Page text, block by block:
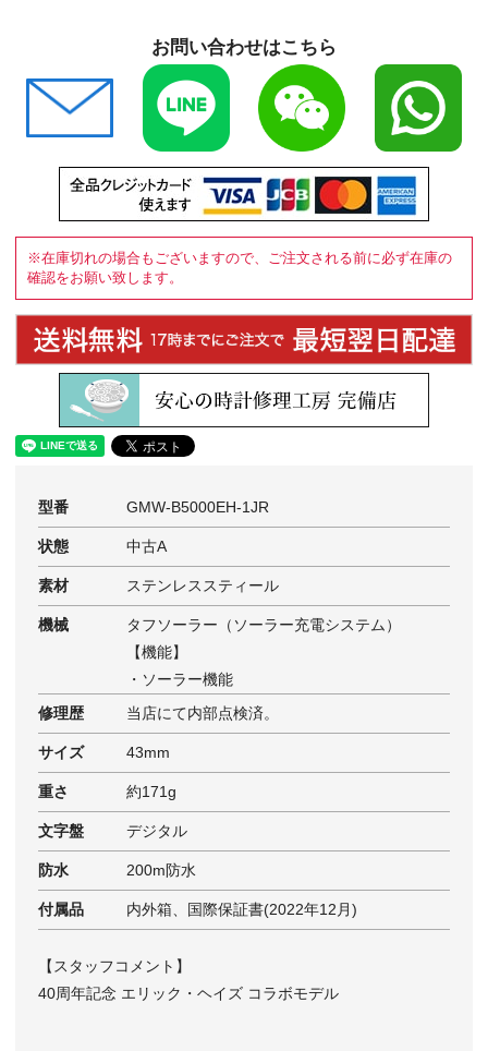
お問い合わせはこちら
※在庫切れの場合もございますので、ご注文される前に必ず在庫の
確認をお願い致します。
型番 GMW-B5000EH-1JR
状態 中古A
素材 ステンレススティール
機械
タフソーラー（ソーラー充電システム）
【機能】
・ソーラー機能
修理歴
当店にて内部点検済。
サイズ 43mm
重さ 約171g
文字盤 デジタル
防水 200m防水
付属品 内外箱、国際保証書(2022年12月)
【スタッフコメント】
40周年記念 エリック・ヘイズ コラボモデル